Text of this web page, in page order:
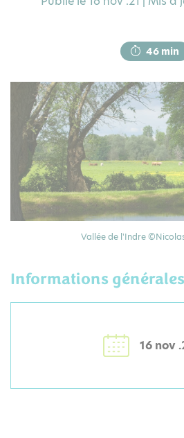
46 min
Vallée de l'Indre
Informations générales
16 nov